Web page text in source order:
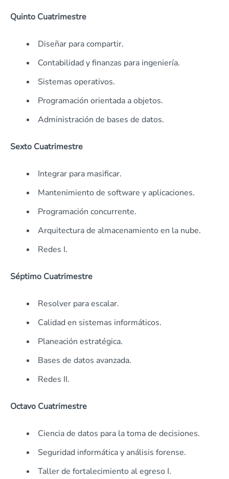
Quinto Cuatrimestre
Diseñar para compartir.
Contabilidad y finanzas para ingeniería.
Sistemas operativos.
Programación orientada a objetos.
Administración de bases de datos.
Sexto Cuatrimestre
Integrar para masificar.
Mantenimiento de software y aplicaciones.
Programación concurrente.
Arquitectura de almacenamiento en la nube.
Redes I.
Séptimo Cuatrimestre
Resolver para escalar.
Calidad en sistemas informáticos.
Planeación estratégica.
Bases de datos avanzada.
Redes II.
Octavo Cuatrimestre
Ciencia de datos para la toma de decisiones.
Seguridad informática y análisis forense.
Taller de fortalecimiento al egreso I.